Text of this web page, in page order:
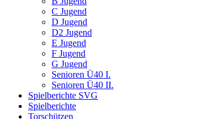
C Jugend
D Jugend
D2 Jugend
E Jugend
F Jugend
G Jugend
Senioren Ü40 I.
Senioren Ü40 II.
Spielberichte SVG
Spielberichte
Torschützen